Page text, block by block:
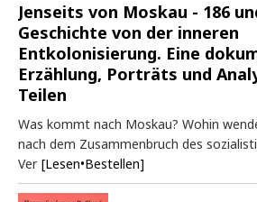
Jenseits von Moskau - 186
Geschichte von der inneren
Entkolonisierung. Eine
Erzählung, Porträts und
Teilen
Was kommt nach Moskau? Wohin
nach dem Zusammenbruch des
Ver [Lesen•Bestellen]